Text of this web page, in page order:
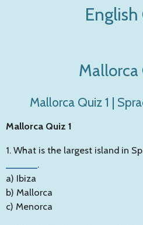
Mallorca
Mallorca Quiz 1 |
Mallorca Quiz 1
1. What is the largest island in
.
a) Ibiza
b) Mallorca
c) Menorca